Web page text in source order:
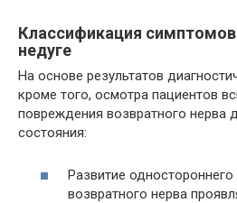
Классификация
недуге
На основе результатов
кроме того, осмотра пациентов
повреждения возвратного нерва
состояния:
Развитие одностороннего
возвратного нерва